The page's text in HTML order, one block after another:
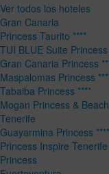
Ver todos los hoteles
Gran Canaria
Princess Taurito ****
TUI BLUE Suite
Gran Canaria Princess
Maspalomas Princess
Tabaiba Princess ****
Mogan Princess &
Tenerife
Guayarmina Princess
Princess Inspire
Princess